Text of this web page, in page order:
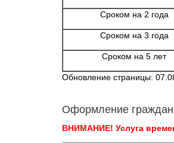
Сроком на 2 года
Сроком на 3 года
Сроком на 5 лет
Обновление страницы:
Оформление
ВНИМАНИЕ! Услуга